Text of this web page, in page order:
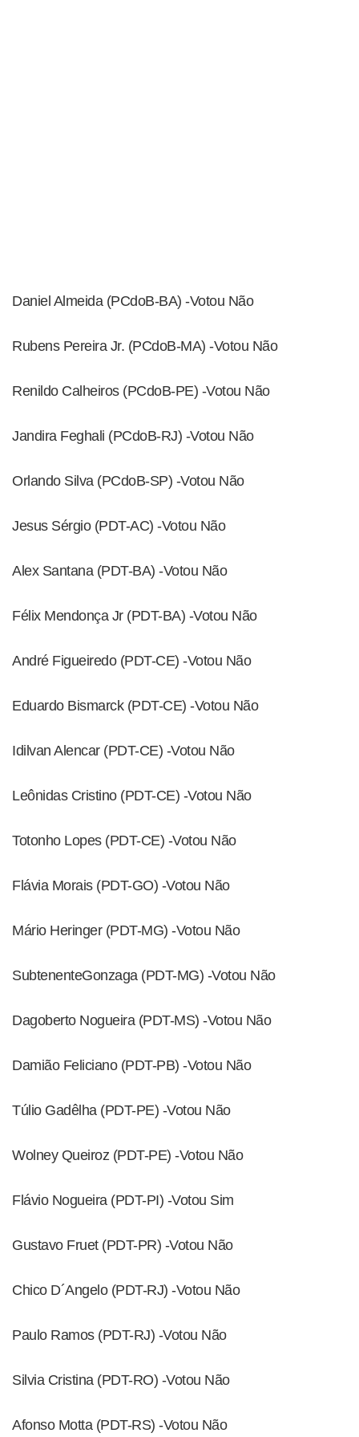
Daniel Almeida (PCdoB-BA) -Votou Não
Rubens Pereira Jr. (PCdoB-MA) -Votou Não
Renildo Calheiros (PCdoB-PE) -Votou Não
Jandira Feghali (PCdoB-RJ) -Votou Não
Orlando Silva (PCdoB-SP) -Votou Não
Jesus Sérgio (PDT-AC) -Votou Não
Alex Santana (PDT-BA) -Votou Não
Félix Mendonça Jr (PDT-BA) -Votou Não
André Figueiredo (PDT-CE) -Votou Não
Eduardo Bismarck (PDT-CE) -Votou Não
Idilvan Alencar (PDT-CE) -Votou Não
Leônidas Cristino (PDT-CE) -Votou Não
Totonho Lopes (PDT-CE) -Votou Não
Flávia Morais (PDT-GO) -Votou Não
Mário Heringer (PDT-MG) -Votou Não
SubtenenteGonzaga (PDT-MG) -Votou Não
Dagoberto Nogueira (PDT-MS) -Votou Não
Damião Feliciano (PDT-PB) -Votou Não
Túlio Gadêlha (PDT-PE) -Votou Não
Wolney Queiroz (PDT-PE) -Votou Não
Flávio Nogueira (PDT-PI) -Votou Sim
Gustavo Fruet (PDT-PR) -Votou Não
Chico D´Angelo (PDT-RJ) -Votou Não
Paulo Ramos (PDT-RJ) -Votou Não
Silvia Cristina (PDT-RO) -Votou Não
Afonso Motta (PDT-RS) -Votou Não